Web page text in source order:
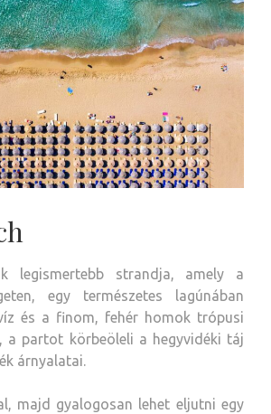
legismertebb strandja, amely a
egy természetes lagúnában
és a finom, fehér homok trópusi
a partot körbeöleli a hegyvidéki táj
árnyalatai.
majd gyalogosan lehet eljutni egy